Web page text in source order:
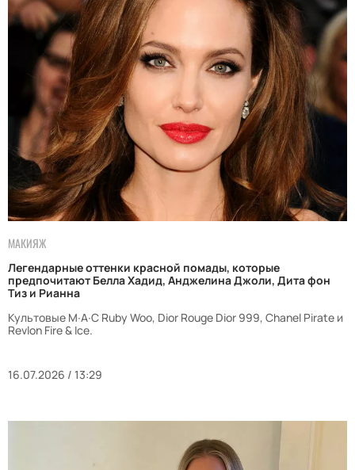
МАКИЯЖ
Легендарные оттенки красной помады, которые
предпочитают Белла Хадид, Анджелина Джоли, Дита фон
Тиз и Рианна
Культовые M∙A∙C Ruby Woo, Dior Rouge Dior 999, Chanel Pirate и
Revlon Fire & Ice.
16.07.2026 / 13:29